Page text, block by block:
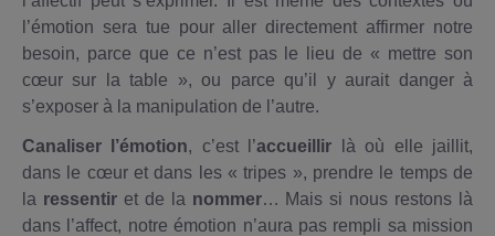
l’émotion sera tue pour aller directement affirmer notre
besoin, parce que ce n’est pas le lieu de « mettre son
cœur sur la table », ou parce qu’il y aurait danger à
s’exposer à la manipulation de l’autre.
Canaliser l’émotion, c’est l’accueillir
là où elle jaillit,
dans le cœur et dans les « tripes », prendre le temps de
la ressentiret de la nommer… Mais si nous restons là
dans l’affect, notre émotion n’aura pas rempli sa mission